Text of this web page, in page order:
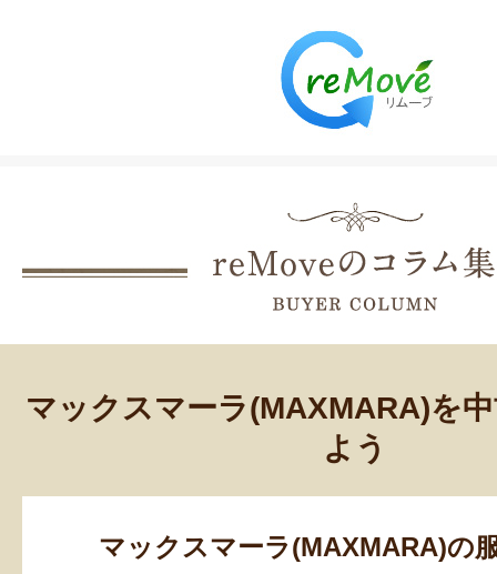
マックスマーラ(MAXMARA)を
よう
マックスマーラ(MAXMARA)の